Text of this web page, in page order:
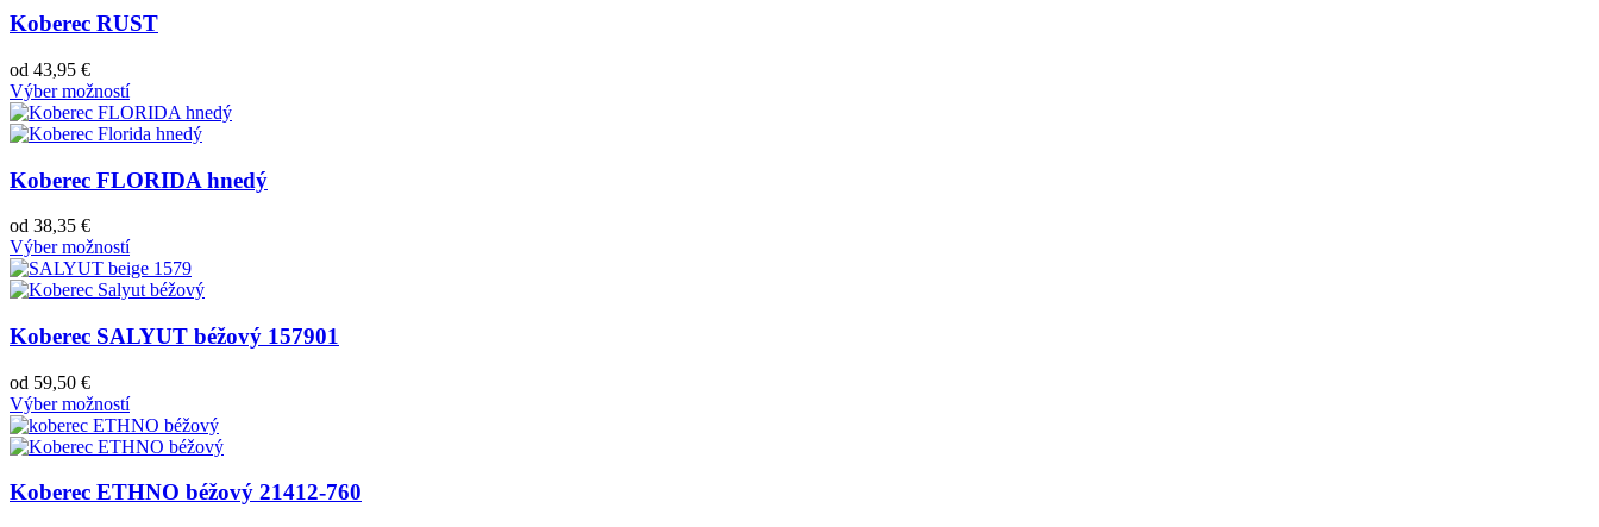
Koberec RUST
od 43,95 €
Výber možností
Koberec FLORIDA hnedý
od 38,35 €
Výber možností
Koberec SALYUT béžový 157901
od 59,50 €
Výber možností
Koberec ETHNO béžový 21412-760